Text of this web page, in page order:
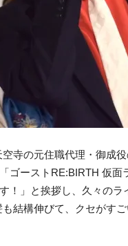
空寺の元住職代理・御成
ゴーストRE:BIRTH 仮面
！」と挨拶し、久々の
結構伸びて、クセがす